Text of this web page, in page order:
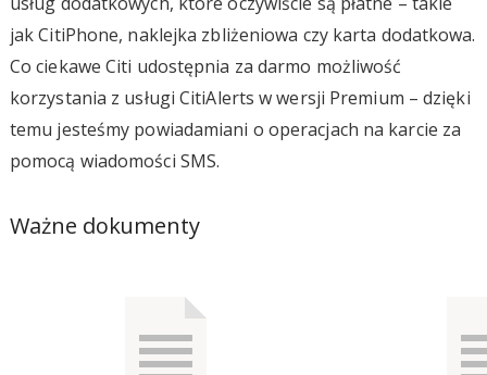
jak CitiPhone, naklejka zbliżeniowa czy karta dodatkowa.
Co ciekawe Citi udostępnia za darmo możliwość
korzystania z usługi CitiAlerts w wersji Premium – dzięki
temu jesteśmy powiadamiani o operacjach na karcie za
pomocą wiadomości SMS.
Ważne dokumenty